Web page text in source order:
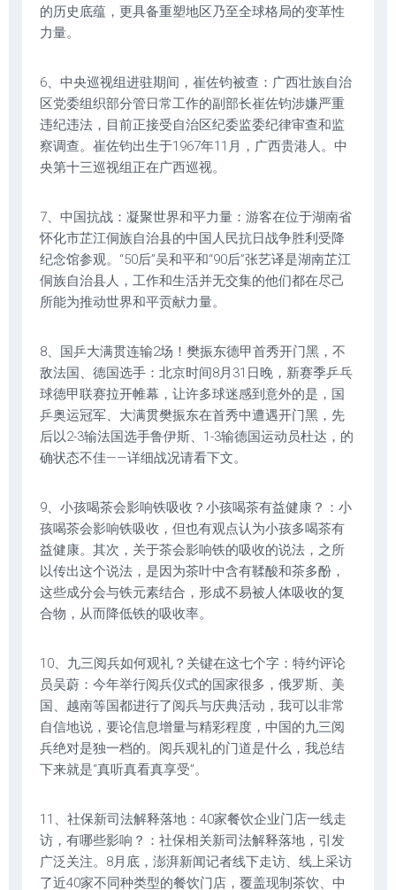
的历史底蕴，更具备重塑地区乃至全球格局的变革性
力量。
6、中央巡视组进驻期间，崔佐钧被查：广西壮族自治
区党委组织部分管日常工作的副部长崔佐钧涉嫌严重
违纪违法，目前正接受自治区纪委监委纪律审查和监
察调查。崔佐钧出生于1967年11月，广西贵港人。中
央第十三巡视组正在广西巡视。
7、中国抗战：凝聚世界和平力量：游客在位于湖南省
怀化市芷江侗族自治县的中国人民抗日战争胜利受降
纪念馆参观。“50后”吴和平和“90后”张艺译是湖南芷江
侗族自治县人，工作和生活并无交集的他们都在尽己
所能为推动世界和平贡献力量。
8、国乒大满贯连输2场！樊振东德甲首秀开门黑，不
敌法国、德国选手：北京时间8月31日晚，新赛季乒乓
球德甲联赛拉开帷幕，让许多球迷感到意外的是，国
乒奥运冠军、大满贯樊振东在首秀中遭遇开门黑，先
后以2-3输法国选手鲁伊斯、1-3输德国运动员杜达，的
确状态不佳——详细战况请看下文。
9、小孩喝茶会影响铁吸收？小孩喝茶有益健康？：小
孩喝茶会影响铁吸收，但也有观点认为小孩多喝茶有
益健康。其次，关于茶会影响铁的吸收的说法，之所
以传出这个说法，是因为茶叶中含有鞣酸和茶多酚，
这些成分会与铁元素结合，形成不易被人体吸收的复
合物，从而降低铁的吸收率。
10、九三阅兵如何观礼？关键在这七个字：特约评论
员吴蔚：今年举行阅兵仪式的国家很多，俄罗斯、美
国、越南等国都进行了阅兵与庆典活动，我可以非常
自信地说，要论信息增量与精彩程度，中国的九三阅
兵绝对是独一档的。阅兵观礼的门道是什么，我总结
下来就是“真听真看真享受”。
11、社保新司法解释落地：40家餐饮企业门店一线走
访，有哪些影响？：社保相关新司法解释落地，引发
广泛关注。8月底，澎湃新闻记者线下走访、线上采访
了近40家不同种类型的餐饮门店，覆盖现制茶饮、中